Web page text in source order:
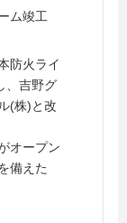
ム竣工
防火ライ
、吉野グ
(株)と改
オープン
備えた